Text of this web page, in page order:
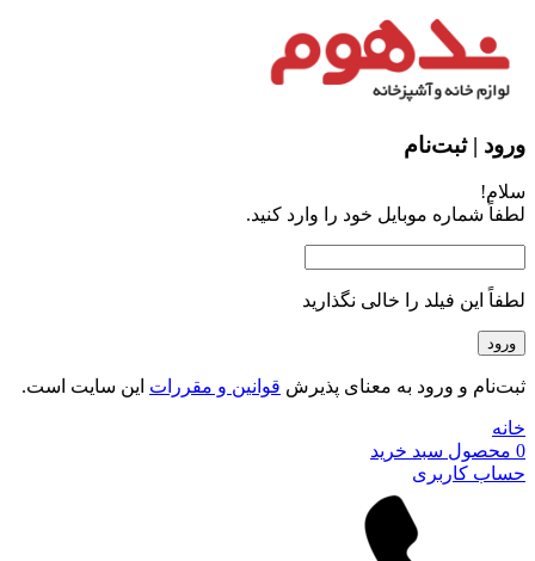
ورود | ثبت‌نام
سلام!
لطفاً شماره موبایل خود را وارد کنید.
لطفاً این فیلد را خالی نگذارید
ثبت‌نام و ورود به معنای پذیرش قوانین و مقررات این سایت است.
خانه
0 محصول سبد خرید
حساب کاربری